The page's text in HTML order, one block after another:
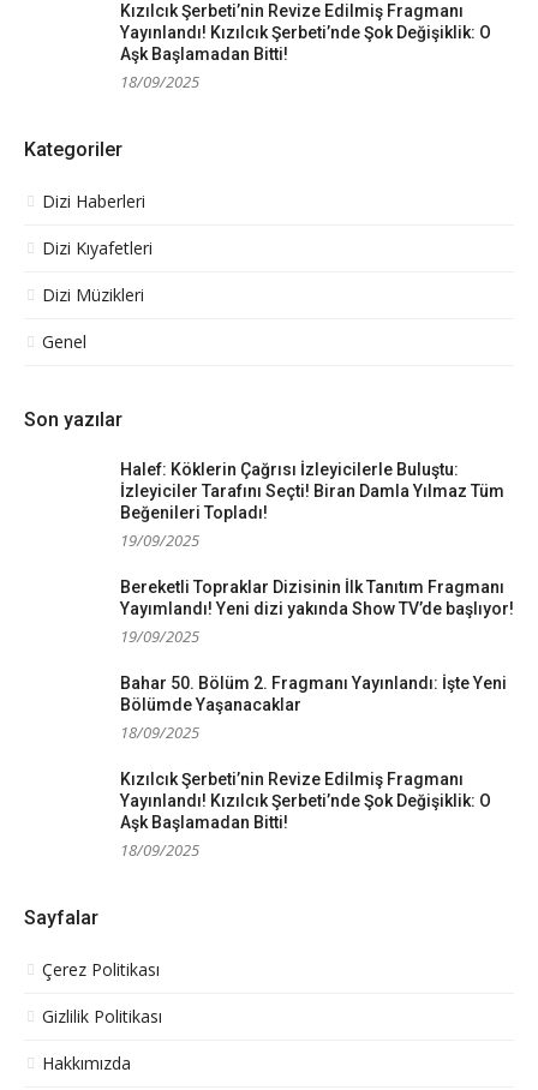
Kızılcık Şerbeti’nin Revize Edilmiş Fragmanı
Yayınlandı! Kızılcık Şerbeti’nde Şok Değişiklik: O
Aşk Başlamadan Bitti!
18/09/2025
Kategoriler
Dizi Haberleri
Dizi Kıyafetleri
Dizi Müzikleri
Genel
Son yazılar
Halef: Köklerin Çağrısı İzleyicilerle Buluştu:
İzleyiciler Tarafını Seçti! Biran Damla Yılmaz Tüm
Beğenileri Topladı!
19/09/2025
Bereketli Topraklar Dizisinin İlk Tanıtım Fragmanı
Yayımlandı! Yeni dizi yakında Show TV’de başlıyor!
19/09/2025
Bahar 50. Bölüm 2. Fragmanı Yayınlandı: İşte Yeni
Bölümde Yaşanacaklar
18/09/2025
Kızılcık Şerbeti’nin Revize Edilmiş Fragmanı
Yayınlandı! Kızılcık Şerbeti’nde Şok Değişiklik: O
Aşk Başlamadan Bitti!
18/09/2025
Sayfalar
Çerez Politikası
Gizlilik Politikası
Hakkımızda